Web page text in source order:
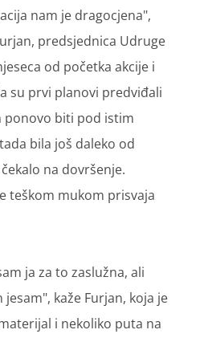
nam je dragocjena",
predsjednica Udruge
od početka akcije i
su prvi planovi predviđali
ponovo biti pod istim
bila još daleko od
na dovršenje.
teškom mukom prisvaja
ja za to zaslužna, ali
kaže Furjan, koja je
i nekoliko puta na